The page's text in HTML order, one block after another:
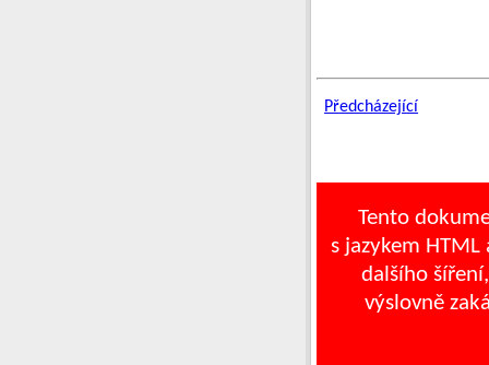
Předcházející
Tento
s jazykem
dalšího
výslovně